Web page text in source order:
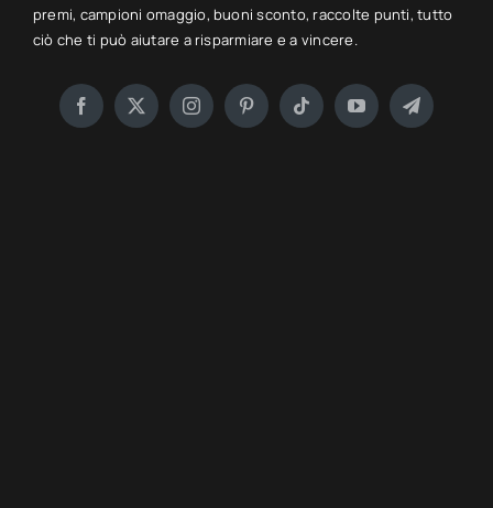
premi, campioni omaggio, buoni sconto, raccolte punti, tutto
ciò che ti può aiutare a risparmiare e a vincere.